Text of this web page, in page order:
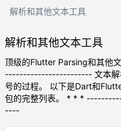
解析和其他文本工具
解析和其他文本工具
顶级的Flutter Parsing和其
------------------------ 文本解
号的过程。 以下是Dart和
包的完整列表。 * * *
----